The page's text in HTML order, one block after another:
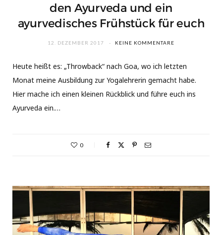
den Ayurveda und ein
ayurvedisches Frühstück für euch
12. DEZEMBER 2017 KEINE KOMMENTARE
Heute heißt es: „Throwback“ nach Goa, wo ich letzten
Monat meine Ausbildung zur Yogalehrerin gemacht habe.
Hier mache ich einen kleinen Rückblick und führe euch ins
Ayurveda ein.…
0